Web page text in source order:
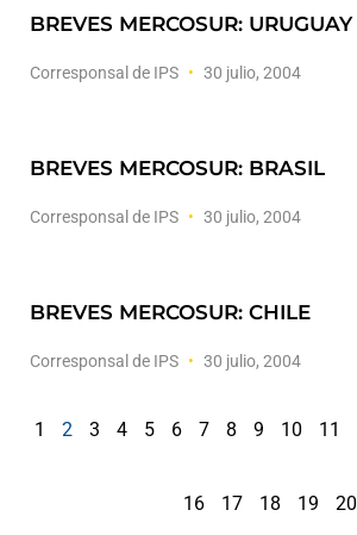
BREVES MERCOSUR: URUGUAY
Corresponsal de IPS 30 julio, 2004
BREVES MERCOSUR: BRASIL
Corresponsal de IPS 30 julio, 2004
BREVES MERCOSUR: CHILE
Corresponsal de IPS 30 julio, 2004
1 2 3 4 5 6 7 8 9 10 11
16 17 18 19 20